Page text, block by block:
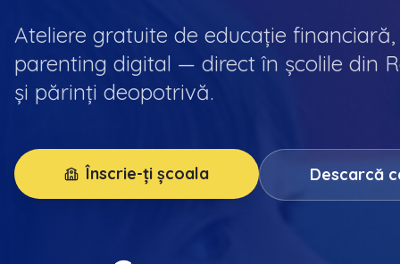
Ateliere gratuite de educație
parenting digital — direct în școlile din
și părinți deopotrivă.
Înscrie-ți școala Descarcă